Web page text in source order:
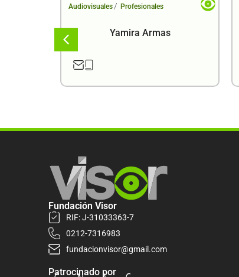
Audiovisuales / Profesionales
Yamira Armas
Fundación Visor
RIF: J-31033363-7
0212-7316983
fundacionvisor@gmail.com
Patrocinado por